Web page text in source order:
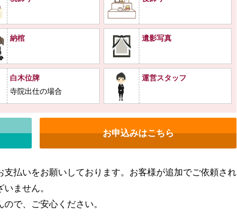
納棺 遺影写真
白木位牌
寺院出仕の場合
運営スタッフ
お申込みはこちら
払いをお願いしております。お客様が追加でご依頼され
ません。
で、ご安心ください。